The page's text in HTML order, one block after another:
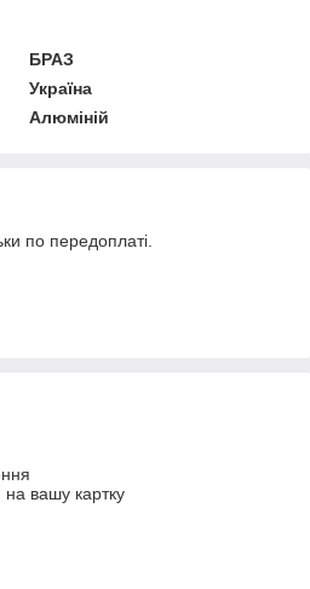
БРАЗ
Україна
Алюміній
по передоплаті.
на вашу картку